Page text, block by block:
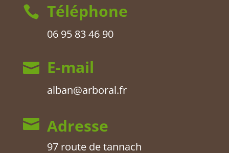
 Téléphone
06 95 83 46 90
 E-mail
alban@arboral.fr
 Adresse
97 route de tannach